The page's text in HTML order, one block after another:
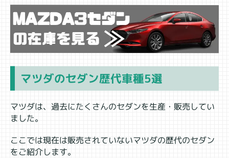
マツダのセダン歴代車種5選
マツダは、過去にたくさんのセダンを生産・販売してい
ました。
ここでは現在は販売されていないマツダの歴代のセダン
をご紹介します。